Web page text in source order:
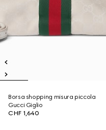
Borsa shopping misura piccola
Gucci Giglio
CHF 1,640